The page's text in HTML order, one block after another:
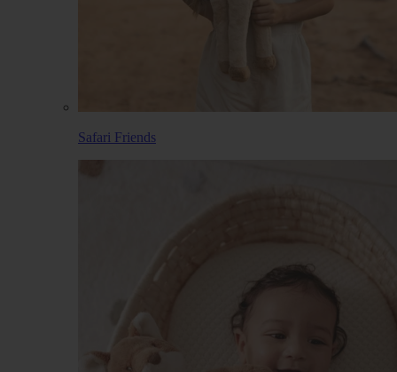
Safari Friends